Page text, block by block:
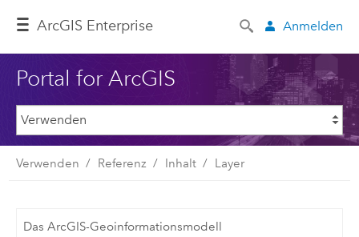
ArcGIS Enterprise Anmelden
Portal for ArcGIS
Verwenden Referenz Inhalt Layer
Das ArcGIS-Geoinformationsmodell